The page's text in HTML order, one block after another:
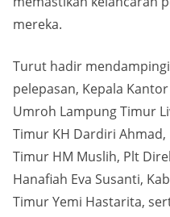
mereka.
Turut hadir
pelepasan, Kepala
Umroh Lampung Timur
Timur KH Dardiri Ahmad,
Timur HM Muslih, Plt
Hanafiah Eva Susanti,
Timur Yemi Hastarita,